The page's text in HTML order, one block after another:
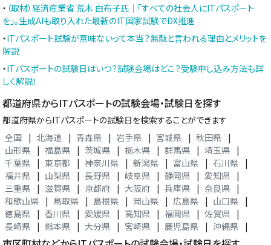
・ （取材）経済産業省 荒木 由布子氏｜「すべての社会人にITパスポート
を」。生成AIも取り入れた最新のIT国家試験でDX推進
・ITパスポート試験が意味ないって本当？無駄と言われる理由とメリットを
解説
・ITパスポートの試験日はいつ？試験会場はどこ？受験申し込み方法も詳
しく解説！
都道府県からITパスポートの試験会場・試験日を探す
都道府県からITパスポートの試験日を検索することができます
全国
| 北海道 | 青森県 | 岩手県 | 宮城県 | 秋田県
|
山形県
| 福島県 | 茨城県 | 栃木県 | 群馬県 | 埼玉県
|
千葉県
| 東京都 | 神奈川県 | 新潟県 | 富山県 | 石川県
|
福井県
| 山梨県 | 長野県 | 岐阜県 | 静岡県 | 愛知県
|
三重県
| 滋賀県 | 京都府 | 大阪府 | 兵庫県 | 奈良県
|
和歌山県
| 鳥取県 | 島根県 | 岡山県 | 広島県 | 山口県
|
徳島県
| 香川県 | 愛媛県 | 高知県 | 福岡県 | 佐賀県
|
長崎県
| 熊本県 | 大分県 | 宮崎県 | 鹿児島県 | 沖縄県 |